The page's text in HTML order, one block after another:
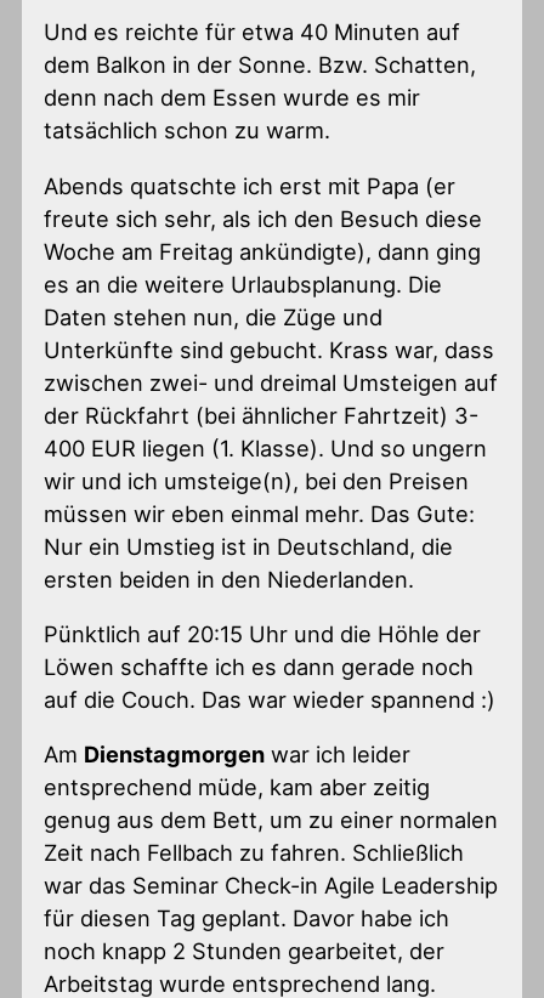
Und es reichte für etwa 40 Minuten auf
dem Balkon in der Sonne. Bzw. Schatten,
denn nach dem Essen wurde es mir
tatsächlich schon zu warm.
Abends quatschte ich erst mit Papa (er
freute sich sehr, als ich den Besuch diese
Woche am Freitag ankündigte), dann ging
es an die weitere Urlaubsplanung. Die
Daten stehen nun, die Züge und
Unterkünfte sind gebucht. Krass war, dass
zwischen zwei- und dreimal Umsteigen auf
der Rückfahrt (bei ähnlicher Fahrtzeit) 3-
400 EUR liegen (1. Klasse). Und so ungern
wir und ich umsteige(n), bei den Preisen
müssen wir eben einmal mehr. Das Gute:
Nur ein Umstieg ist in Deutschland, die
ersten beiden in den Niederlanden.
Pünktlich auf 20:15 Uhr und die Höhle der
Löwen schaffte ich es dann gerade noch
auf die Couch. Das war wieder spannend :)
Am Dienstagmorgen war ich leider
entsprechend müde, kam aber zeitig
genug aus dem Bett, um zu einer normalen
Zeit nach Fellbach zu fahren. Schließlich
war das Seminar Check-in Agile Leadership
für diesen Tag geplant. Davor habe ich
noch knapp 2 Stunden gearbeitet, der
Arbeitstag wurde entsprechend lang.